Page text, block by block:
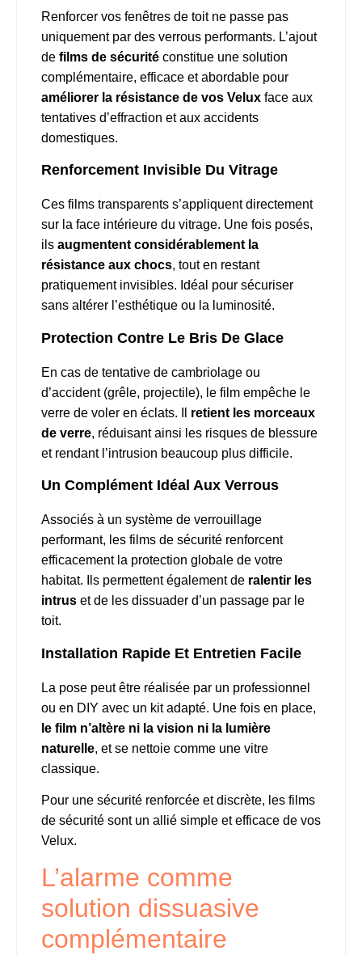
Renforcer vos fenêtres de toit ne passe pas
uniquement par des verrous performants. L’ajout
de films de sécurité constitue une solution
complémentaire, efficace et abordable pour
améliorer la résistance de vos Velux face aux
tentatives d’effraction et aux accidents
domestiques.
Renforcement Invisible Du Vitrage
Ces films transparents s’appliquent directement
sur la face intérieure du vitrage. Une fois posés,
ils augmentent considérablement la
résistance aux chocs, tout en restant
pratiquement invisibles. Idéal pour sécuriser
sans altérer l’esthétique ou la luminosité.
Protection Contre Le Bris De Glace
En cas de tentative de cambriolage ou
d’accident (grêle, projectile), le film empêche le
verre de voler en éclats. Il retient les morceaux
de verre, réduisant ainsi les risques de blessure
et rendant l’intrusion beaucoup plus difficile.
Un Complément Idéal Aux Verrous
Associés à un système de verrouillage
performant, les films de sécurité renforcent
efficacement la protection globale de votre
habitat. Ils permettent également de ralentir les
intrus et de les dissuader d’un passage par le
toit.
Installation Rapide Et Entretien Facile
La pose peut être réalisée par un professionnel
ou en DIY avec un kit adapté. Une fois en place,
le film n’altère ni la vision ni la lumière
naturelle, et se nettoie comme une vitre
classique.
Pour une sécurité renforcée et discrète, les films
de sécurité sont un allié simple et efficace de vos
Velux.
L’alarme comme
solution dissuasive
complémentaire